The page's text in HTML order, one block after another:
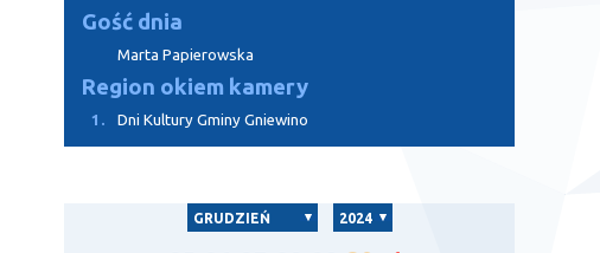
Gość dnia
Marta Papierowska
Region okiem kamery
1. Dni Kultury Gminy Gniewino
GRUDZIEŃ 2024